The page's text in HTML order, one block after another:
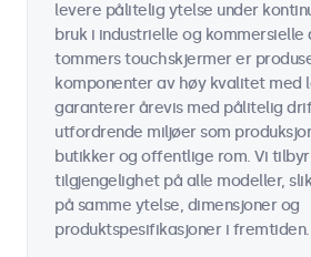
levere pålitelig ytelse under
bruk i industrielle og kommersielle
tommers touchskjermer er
komponenter av høy kvalitet med
garanterer årevis med pålitelig
utfordrende miljøer som
butikker og offentlige rom. Vi
tilgjengelighet på alle modeller,
på samme ytelse, dimensjoner og
produktspesifikasjoner i fremtiden.